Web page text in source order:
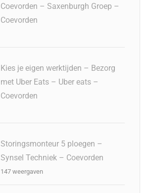
Coevorden – Saxenburgh Groep –
Coevorden
Kies je eigen werktijden – Bezorg
met Uber Eats – Uber eats –
Coevorden
Storingsmonteur 5 ploegen –
Synsel Techniek – Coevorden
147 weergaven